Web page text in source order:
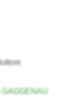
GAGGENAU